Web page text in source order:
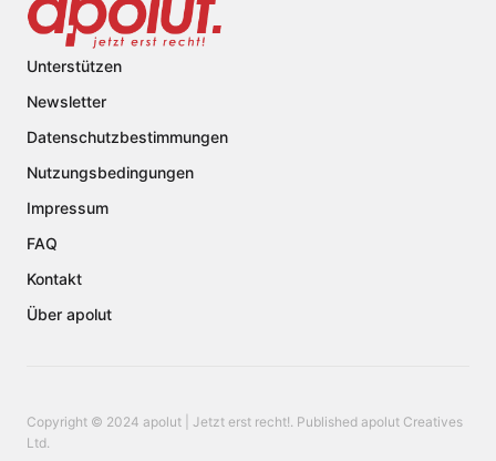
Unterstützen
Newsletter
Datenschutzbestimmungen
Nutzungsbedingungen
Impressum
FAQ
Kontakt
Über apolut
Copyright © 2024 apolut | Jetzt erst recht!. Published apolut Creatives
Ltd.